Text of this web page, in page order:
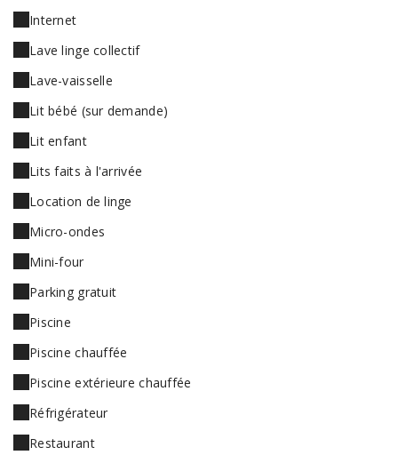
Internet
Lave linge collectif
Lave-vaisselle
Lit bébé (sur demande)
Lit enfant
Lits faits à l'arrivée
Location de linge
Micro-ondes
Mini-four
Parking gratuit
Piscine
Piscine chauffée
Piscine extérieure chauffée
Réfrigérateur
Restaurant